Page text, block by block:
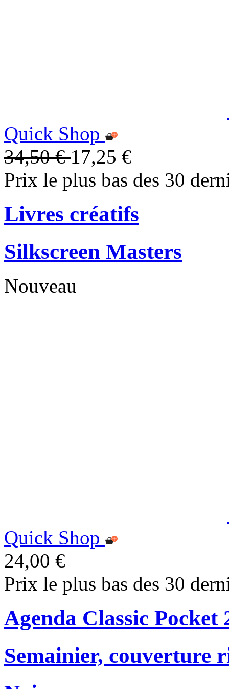
Quick Shop
34,50 €17,25 €
Prix le plus bas des 30
Livres créatifs
Silkscreen Masters
Nouveau
Quick Shop
24,00 €
Prix le plus bas des 30
Agenda Classic Pocket
Semainier, couverture